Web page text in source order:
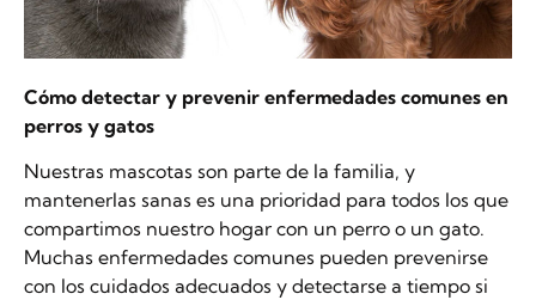
Cómo detectar y prevenir enfermedades comunes en
perros y gatos
Nuestras mascotas son parte de la familia, y
mantenerlas sanas es una prioridad para todos los que
compartimos nuestro hogar con un perro o un gato.
Muchas enfermedades comunes pueden prevenirse
con los cuidados adecuados y detectarse a tiempo si